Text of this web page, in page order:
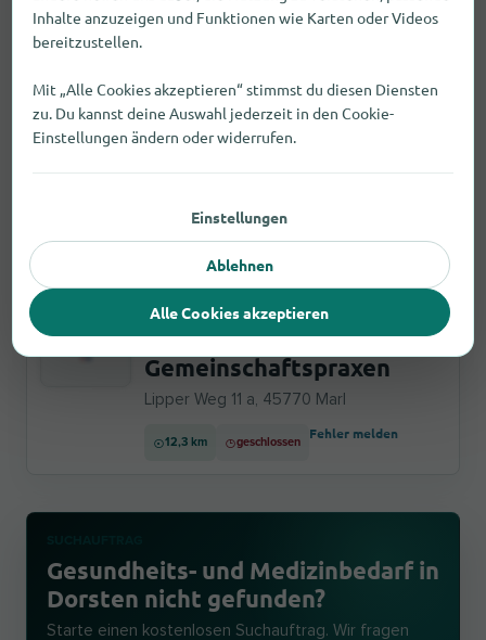
12,0 km Öffnungszeiten prüfen
Versicherungen
VIACTIV Krankenkasse
Lipper Weg 190, 45772 Marl
10,1 km Öffnungszeiten prüfen
Fehler melden
Ärzte
OGP Orthopädische
Gemeinschaftspraxen
Lipper Weg 11 a, 45770 Marl
12,3 km geschlossen
Fehler melden
Gesundheits- und Medizinbedarf in
Dorsten nicht gefunden?
Starte einen kostenlosen Suchauftrag. Wir fragen
Inhalte anzuzeigen und Funktionen wie Karten oder Videos
bereitzustellen.
Mit „Alle Cookies akzeptieren“ stimmst du diesen Diensten
zu. Du kannst deine Auswahl jederzeit in den Cookie-
Einstellungen ändern oder widerrufen.
Einstellungen
Ablehnen
Alle Cookies akzeptieren